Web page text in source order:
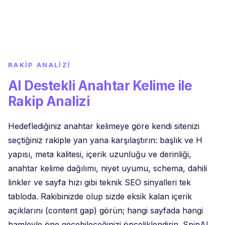
RAKIP ANALIZI
AI Destekli Anahtar Kelime ile
Rakip Analizi
Hedeflediğiniz anahtar kelimeye göre kendi sitenizi
seçtiğiniz rakiple yan yana karşılaştırın: başlık ve H
yapısı, meta kalitesi, içerik uzunluğu ve derinliği,
anahtar kelime dağılımı, niyet uyumu, schema, dahili
linkler ve sayfa hızı gibi teknik SEO sinyalleri tek
tabloda. Rakibinizde olup sizde eksik kalan içerik
açıklarını (content gap) görün; hangi sayfada hangi